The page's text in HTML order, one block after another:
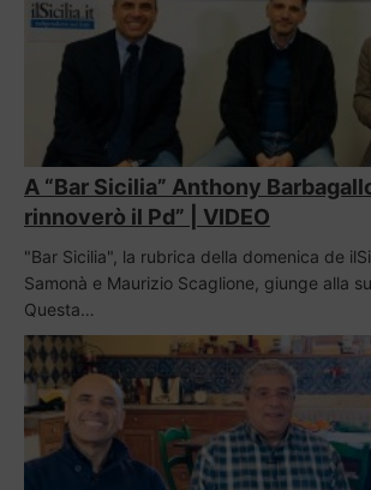
A “Bar Sicilia” Anthony
rinnoverò il Pd” | VIDEO
"Bar Sicilia", la rubrica della domenica de
Samonà e Maurizio Scaglione, giunge alla
Questa…